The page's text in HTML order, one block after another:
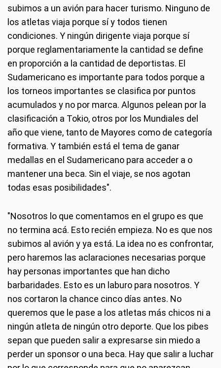
subimos a un avión para hacer turismo. Ninguno de
los atletas viaja porque sí y todos tienen
condiciones. Y ningún dirigente viaja porque sí
porque reglamentariamente la cantidad se define
en proporción a la cantidad de deportistas. El
Sudamericano es importante para todos porque a
los torneos importantes se clasifica por puntos
acumulados y no por marca. Algunos pelean por la
clasificación a Tokio, otros por los Mundiales del
año que viene, tanto de Mayores como de categoría
formativa. Y también está el tema de ganar
medallas en el Sudamericano para acceder a o
mantener una beca. Sin el viaje, se nos agotan
todas esas posibilidades".
"Nosotros lo que comentamos en el grupo es que
no termina acá. Esto recién empieza. No es que nos
subimos al avión y ya está. La idea no es confrontar,
pero haremos las aclaraciones necesarias porque
hay personas importantes que han dicho
barbaridades. Esto es un laburo para nosotros. Y
nos cortaron la chance cinco días antes. No
queremos que le pase a los atletas más chicos ni a
ningún atleta de ningún otro deporte. Que los pibes
sepan que pueden salir a expresarse sin miedo a
perder un sponsor o una beca. Hay que salir a luchar